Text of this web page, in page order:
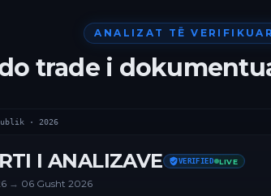
ANALIZAT TË
trade i
· 2026
I ANALIZAVE VERIFIED LIVE
→ 06 Gusht 2026